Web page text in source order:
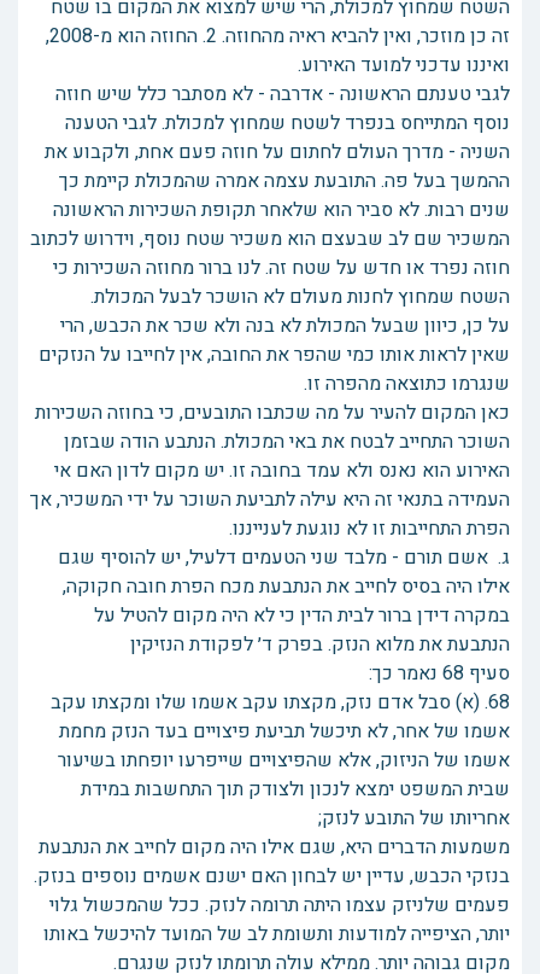
השטח שמחוץ למכולת, הרי שיש למצוא את המקום בו שטח
זה כן מוזכר, ואין להביא ראיה מהחוזה. 2. החוזה הוא מ-2008,
ואיננו עדכני למועד האירוע.
לגבי טענתם הראשונה - אדרבה - לא מסתבר כלל שיש חוזה
נוסף המתייחס בנפרד לשטח שמחוץ למכולת. לגבי הטענה
השניה - מדרך העולם לחתום על חוזה פעם אחת, ולקבוע את
ההמשך בעל פה. התובעת עצמה אמרה שהמכולת קיימת כך
שנים רבות. לא סביר הוא שלאחר תקופת השכירות הראשונה
המשכיר שם לב שבעצם הוא משכיר שטח נוסף, וידרוש לכתוב
חוזה נפרד או חדש על שטח זה. לנו ברור מחוזה השכירות כי
השטח שמחוץ לחנות מעולם לא הושכר לבעל המכולת.
על כן, כיוון שבעל המכולת לא בנה ולא שכר את הכבש, הרי
שאין לראות אותו כמי שהפר את החובה, אין לחייבו על הנזקים
שנגרמו כתוצאה מהפרה זו.
כאן המקום להעיר על מה שכתבו התובעים, כי בחוזה השכירות
השוכר התחייב לבטח את באי המכולת. הנתבע הודה שבזמן
האירוע הוא נאנס ולא עמד בחובה זו. יש מקום לדון האם אי
העמידה בתנאי זה היא עילה לתביעת השוכר על ידי המשכיר, אך
הפרת התחייבות זו לא נוגעת לענייננו.
ג. אשם תורם - מלבד שני הטעמים דלעיל, יש להוסיף שגם
אילו היה בסיס לחייב את הנתבעת מכח הפרת חובה חקוקה,
במקרה דידן ברור לבית הדין כי לא היה מקום להטיל על
הנתבעת את מלוא הנזק. בפרק ד׳ לפקודת הנזיקין
סעיף 68 נאמר כך:
68. (א) סבל אדם נזק, מקצתו עקב אשמו שלו ומקצתו עקב
אשמו של אחר, לא תיכשל תביעת פיצויים בעד הנזק מחמת
אשמו של הניזוק, אלא שהפיצויים שייפרעו יופחתו בשיעור
שבית המשפט ימצא לנכון ולצודק תוך התחשבות במידת
אחריותו של התובע לנזק;
משמעות הדברים היא, שגם אילו היה מקום לחייב את הנתבעת
בנזקי הכבש, עדיין יש לבחון האם ישנם אשמים נוספים בנזק.
פעמים שלניזק עצמו היתה תרומה לנזק. ככל שהמכשול גלוי
יותר, הציפייה למודעות ותשומת לב של המועד להיכשל באותו
מקום גבוהה יותר. ממילא עולה תרומתו לנזק שנגרם.